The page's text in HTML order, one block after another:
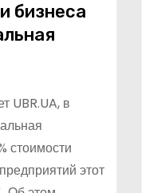
бизнеса
UBR.UA, в
стоимости
этот